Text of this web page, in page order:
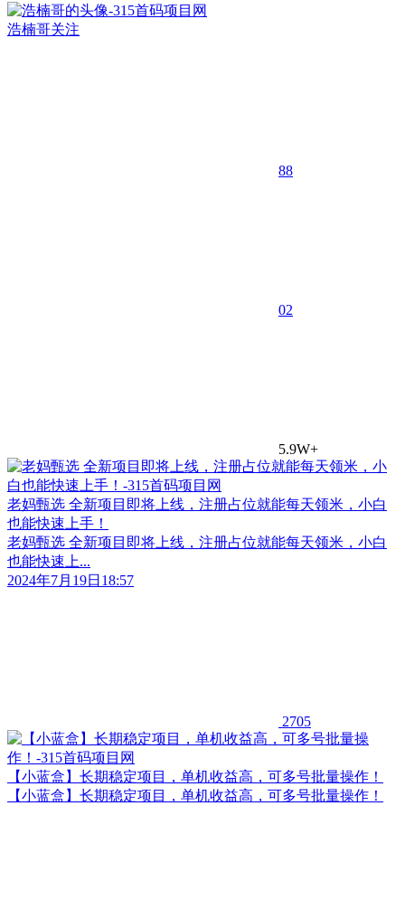
浩楠哥关注
88
02
5.9W+
老妈甄选 全新项目即将上线，注册占位就能每天领米，小白
也能快速上手！
老妈甄选 全新项目即将上线，注册占位就能每天领米，小白
也能快速上...
2024年7月19日18:57
2705
【小蓝盒】长期稳定项目，单机收益高，可多号批量操作！
【小蓝盒】长期稳定项目，单机收益高，可多号批量操作！